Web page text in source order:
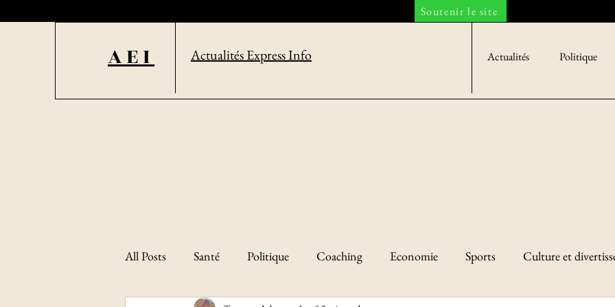
Soutenir le site
AEI Actualités Express Info Actualités Politique
All Posts Santé Politique Coaching Economie Sports Culture et